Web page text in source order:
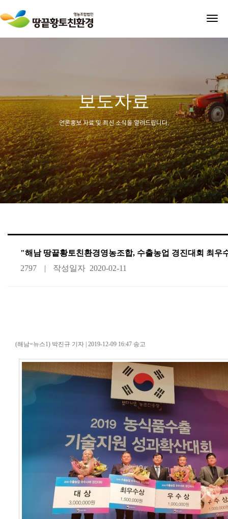
보도자료
언론홍보 자료 및 최신 소식을 알려드립니다.
"해남 땅끝황토친환경영농조합, 수출농업 경진대회 최우
2797
작성일자 2020-02-11
(해남=뉴스1) 박진규 기자 2019-12-09 16:47 송고